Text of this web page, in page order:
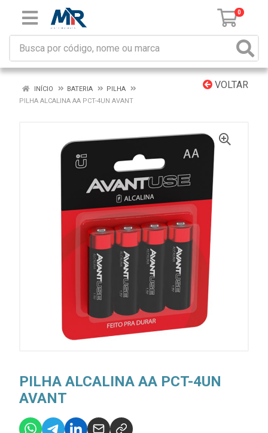
0
VOLTAR
INÍCIO BATERIA
PILHA
PILHA ALCALINA AA PCT-4UN AVANT
PILHA ALCALINA AA PCT-4UN
AVANT